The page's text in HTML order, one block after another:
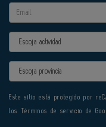
Email
Actividad
Provincia
Este sitio está protegido por
los Términos de servicio de